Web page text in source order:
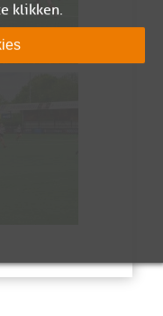
klikken.